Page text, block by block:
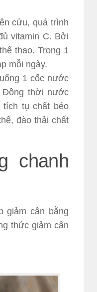
cứu, quá trình
vitamin C. Bởi
thao. Trong 1
mỗi ngày.
1 cốc nước
Đồng thời nước
tụ chất béo
đào thải chất
chanh
giảm cân bằng
thức giảm cân